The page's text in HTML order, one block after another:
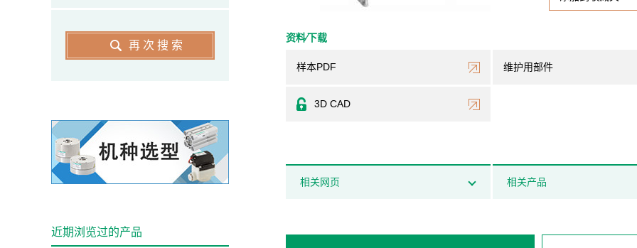
资料⁄下载
样本PDF 维护用部件
3D CAD
相关网页 相关产品
再次搜索
近期浏览过的产品